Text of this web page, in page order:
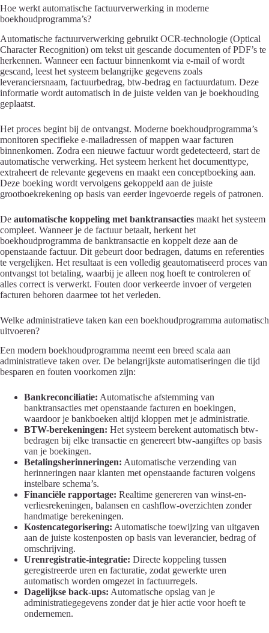
Hoe werkt automatische factuurverwerking in moderne
boekhoudprogramma’s?
Automatische factuurverwerking gebruikt OCR-technologie (Optical
Character Recognition) om tekst uit gescande documenten of PDF’s te
herkennen. Wanneer een factuur binnenkomt via e-mail of wordt
gescand, leest het systeem belangrijke gegevens zoals
leveranciersnaam, factuurbedrag, btw-bedrag en factuurdatum. Deze
informatie wordt automatisch in de juiste velden van je boekhouding
geplaatst.
Het proces begint bij de ontvangst. Moderne boekhoudprogramma’s
monitoren specifieke e-mailadressen of mappen waar facturen
binnenkomen. Zodra een nieuwe factuur wordt gedetecteerd, start de
automatische verwerking. Het systeem herkent het documenttype,
extraheert de relevante gegevens en maakt een conceptboeking aan.
Deze boeking wordt vervolgens gekoppeld aan de juiste
grootboekrekening op basis van eerder ingevoerde regels of patronen.
De automatische koppeling met banktransacties maakt het systeem
compleet. Wanneer je de factuur betaalt, herkent het
boekhoudprogramma de banktransactie en koppelt deze aan de
openstaande factuur. Dit gebeurt door bedragen, datums en referenties
te vergelijken. Het resultaat is een volledig geautomatiseerd proces van
ontvangst tot betaling, waarbij je alleen nog hoeft te controleren of
alles correct is verwerkt. Fouten door verkeerde invoer of vergeten
facturen behoren daarmee tot het verleden.
Welke administratieve taken kan een boekhoudprogramma automatisch
uitvoeren?
Een modern boekhoudprogramma neemt een breed scala aan
administratieve taken over. De belangrijkste automatiseringen die tijd
besparen en fouten voorkomen zijn:
Bankreconciliatie: Automatische afstemming van
banktransacties met openstaande facturen en boekingen,
waardoor je bankboeken altijd kloppen met je administratie.
BTW-berekeningen: Het systeem berekent automatisch btw-
bedragen bij elke transactie en genereert btw-aangiftes op basis
van je boekingen.
Betalingsherinneringen: Automatische verzending van
herinneringen naar klanten met openstaande facturen volgens
instelbare schema’s.
Financiële rapportage: Realtime genereren van winst-en-
verliesrekeningen, balansen en cashflow-overzichten zonder
handmatige berekeningen.
Kostencategorisering: Automatische toewijzing van uitgaven
aan de juiste kostenposten op basis van leverancier, bedrag of
omschrijving.
Urenregistratie-integratie: Directe koppeling tussen
geregistreerde uren en facturatie, zodat gewerkte uren
automatisch worden omgezet in factuurregels.
Dagelijkse back-ups: Automatische opslag van je
administratiegegevens zonder dat je hier actie voor hoeft te
ondernemen.